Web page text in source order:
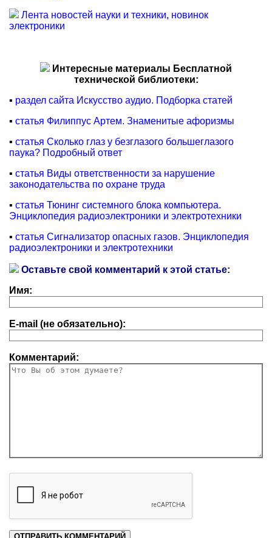
Лента новостей науки и техники, новинок
электроники
Интересные материалы Бесплатной
технической библиотеки:
▪ раздел сайта Искусство аудио. Подборка статей
▪ статья Филиппус Артем. Знаменитые афоризмы
▪ статья Сколько глаз у безглазого большеглазого
паука? Подробный ответ
▪ статья Виды ответственности за нарушение
законодательства по охране труда
▪ статья Тюнинг системного блока компьютера.
Энциклопедия радиоэлектроники и электротехники
▪ статья Сигнализатор опасных газов. Энциклопедия
радиоэлектроники и электротехники
Оставьте свой комментарий к этой статье:
Имя:
E-mail (не обязательно):
Комментарий: